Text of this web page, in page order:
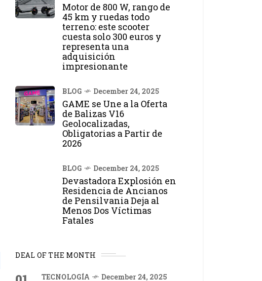
Motor de 800 W, rango de
45 km y ruedas todo
terreno: este scooter
cuesta solo 300 euros y
representa una
adquisición
impresionante
BLOG December 24, 2025
GAME se Une a la Oferta
de Balizas V16
Geolocalizadas,
Obligatorias a Partir de
2026
BLOG December 24, 2025
Devastadora Explosión en
Residencia de Ancianos
de Pensilvania Deja al
Menos Dos Víctimas
Fatales
DEAL OF THE MONTH
TECNOLOGÍA December 24, 2025